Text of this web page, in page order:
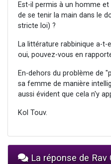
Est-il permis à un homme
de se tenir la main dans le
stricte loi) ?
La littérature rabbinique a-
oui, pouvez-vous en
En-dehors du problème de
sa femme de manière
aussi évident que cela n'y
Kol Touv.
La réponse de Rav